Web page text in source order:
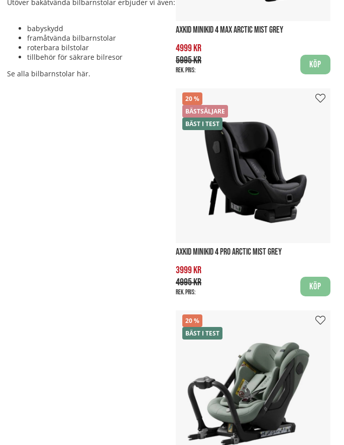
Utöver bakåtvända bilbarnstolar erbjuder vi även:
babyskydd
framåtvända bilbarnstolar
roterbara bilstolar
tillbehör för säkrare bilresor
Se alla bilbarnstolar här.
AXKID MINIKID 4 MAX ARCTIC MIST GREY
4999 kr
5995 kr
Rek. pris:
Köp
20
BÄSTSÄLJARE
BÄST I TEST
AXKID MINIKID 4 PRO ARCTIC MIST GREY
3999 kr
4995 kr
Rek. pris:
Köp
20
BÄST I TEST